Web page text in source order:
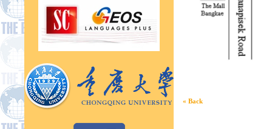
« Back